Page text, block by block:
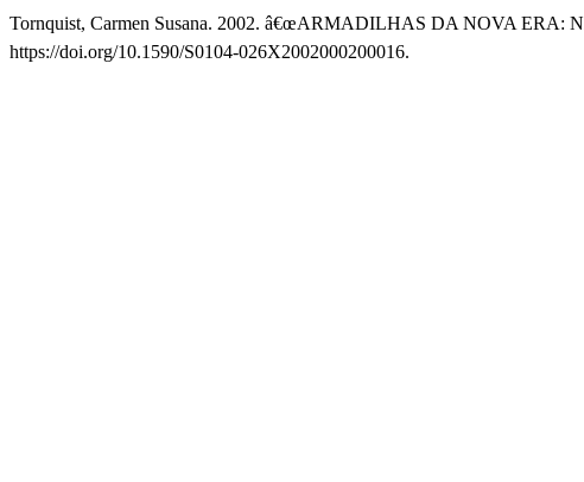
Tornquist, Carmen Susana. 2002. â€œARMADILHAS DA NOVA
https://doi.org/10.1590/S0104-026X2002000200016.